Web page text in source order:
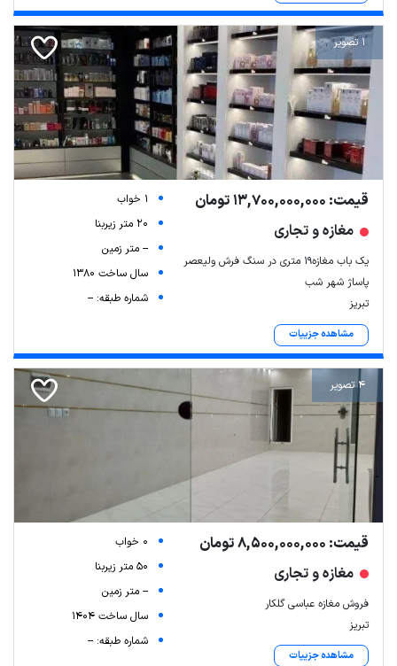
1 تصویر
قیمت: 13,700,000,000 تومان
مغازه و تجاری
یک باب مغازه۱۹ متری در سنگ فرش ولیعصر
پاساژ شهر شب
تبریز
مشاهده جزییات
1 خواب
20 متر زیربنا
-- متر زمین
سال ساخت 1380
شماره طبقه: --
4 تصویر
قیمت: 8,500,000,000 تومان
مغازه و تجاری
فروش مغازه عباسی گلکار
تبریز
مشاهده جزییات
0 خواب
50 متر زیربنا
-- متر زمین
سال ساخت 1404
شماره طبقه: --